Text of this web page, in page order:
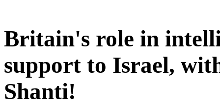
Britain's role in
support to Israel,
Shanti!